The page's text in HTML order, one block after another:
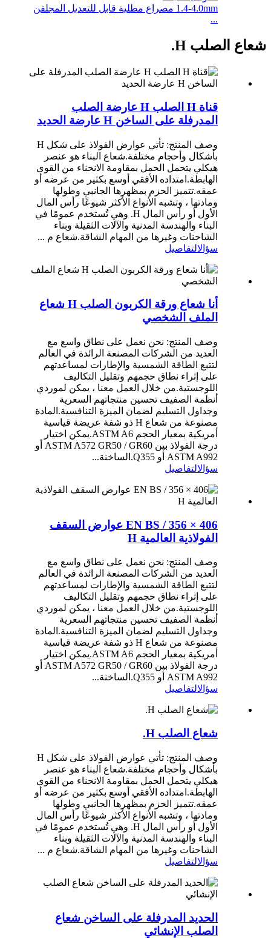
1.4-4.0mm مصراع مطلية قابل للتعديل المجلفن
...
شعاع الصلب H.
قناة H الصلب H عارضة الصلب
المدرفلة على الساخن H عارضة الحديد
وصف المنتج: تأتي عوارض الفولاذ على شكل H
بأشكال وأحجام مختلفة.شعاع البناء هو عنصر
هيكلي يتحمل الحمل بمقاومة الانحناء من القوى
الهابطة.امتداده الأفقي أوسع بكثير من عرضه أو
عمقه.تتميز الحزم بمظهرها الجانبي وطولها
ومادتها ، وتشبه الأنواع الأكثر شيوعًا رأس المال
الأول أو رأس المال H. وهي تُستخدم عمومًا في
البناء والهندسة المدنية والآلات الثقيلة وبناء
الشاحنات وغيرها من المهام الشاقة.شعاع م ...
سؤالالتفاصيل
أنا شعاع ورقة الكربون الصلب H شعاع
الملف الشخصي
وصف المنتج: نحن نعمل على نطاق واسع مع
العديد من الشركات المصنعة الرائدة في العالم
لتتبع الطاقة الشمسية والإطارات لمساعدتهم
على إثراء نطاق حجمهم وتقليل التكاليف
اللوجستية.من خلال العمل معنا ، يمكن لموردي
أنظمة الصفيف تحسين منتجاتهم السعرية
وجداول التسليم لضمان الميزة التنافسية.المادة
مصنوعة من شعاع H ذو شفة عريضة قياسية
أمريكية بمعيار الحجم ASTM A6.يمكن اختيار
درجة الفولاذ بين ASTM A572 GR50 / GR60 أو
ASTM A992 أو Q355.الساخنة...
سؤالالتفاصيل
EN BS / 356 × 406 عوارض السقف
الفولاذية العالمية H
وصف المنتج: نحن نعمل على نطاق واسع مع
العديد من الشركات المصنعة الرائدة في العالم
لتتبع الطاقة الشمسية والإطارات لمساعدتهم
على إثراء نطاق حجمهم وتقليل التكاليف
اللوجستية.من خلال العمل معنا ، يمكن لموردي
أنظمة الصفيف تحسين منتجاتهم السعرية
وجداول التسليم لضمان الميزة التنافسية.المادة
مصنوعة من شعاع H ذو شفة عريضة قياسية
أمريكية بمعيار الحجم ASTM A6.يمكن اختيار
درجة الفولاذ بين ASTM A572 GR50 / GR60 أو
ASTM A992 أو Q355.الساخنة...
سؤالالتفاصيل
شعاع الصلب H.
وصف المنتج: تأتي عوارض الفولاذ على شكل H
بأشكال وأحجام مختلفة.شعاع البناء هو عنصر
هيكلي يتحمل الحمل بمقاومة الانحناء من القوى
الهابطة.امتداده الأفقي أوسع بكثير من عرضه أو
عمقه.تتميز الحزم بمظهرها الجانبي وطولها
ومادتها ، وتشبه الأنواع الأكثر شيوعًا رأس المال
الأول أو رأس المال H. وهي تُستخدم عمومًا في
البناء والهندسة المدنية والآلات الثقيلة وبناء
الشاحنات وغيرها من المهام الشاقة.شعاع م ...
سؤالالتفاصيل
الحديد المدرفلة على الساخن شعاع
الصلب الإنشائي